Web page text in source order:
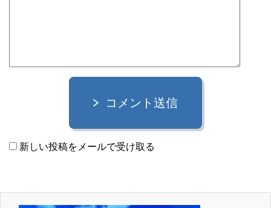
コメント送信
新しい投稿をメールで受け取る